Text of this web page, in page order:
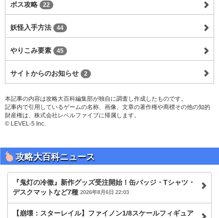
ボス攻略 22
妖怪入手方法 44
やりこみ要素 45
サイトからのお知らせ 2
本記事の内容は攻略大百科編集部が独自に調査し作成したものです。
記事内で引用しているゲームの名称、画像、文章の著作権や商標その他の知的
財産権は、株式会社レベルファイブに帰属します。
© LEVEL-5 Inc.
攻略大百科ニュース
『鬼灯の冷徹』新作グッズ受注開始！缶バッジ・Tシャツ・
デスクマットなど7種 2026年8月6日 22:03
【崩壊：スターレイル】ファイノン1/8スケールフィギュア